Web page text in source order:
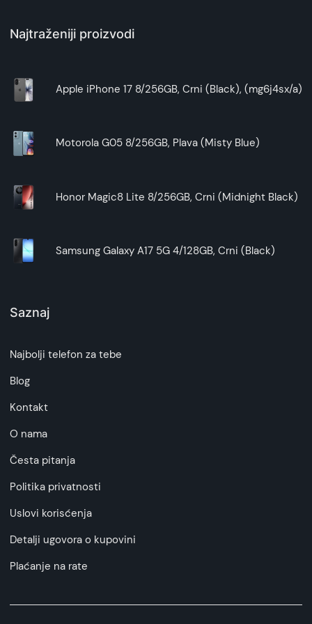
Najtraženiji proizvodi
Apple iPhone 17 8/256GB, Crni (Black), (mg6j4sx/a)
Motorola G05 8/256GB, Plava (Misty Blue)
Honor Magic8 Lite 8/256GB, Crni (Midnight Black)
Samsung Galaxy A17 5G 4/128GB, Crni (Black)
Saznaj
Najbolji telefon za tebe
Blog
Kontakt
O nama
Česta pitanja
Politika privatnosti
Uslovi korisćenja
Detalji ugovora o kupovini
Plaćanje na rate